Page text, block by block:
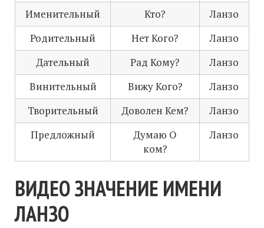
Именительный
Кто?
Ланзо
Родительный
Нет Кого?
Ланзо
Дательный
Рад Кому?
Ланзо
Винительный
Вижу Кого?
Ланзо
Творительный
Доволен Кем?
Ланзо
Предложный
Думаю О
ком?
Ланзо
ВИДЕО ЗНАЧЕНИЕ ИМЕНИ
ЛАНЗО